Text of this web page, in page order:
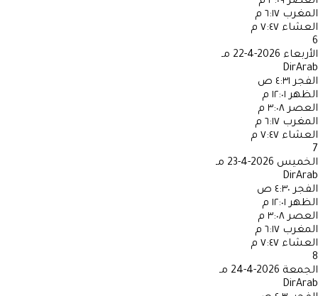
المغرب ٦:١٧ م
العشاء ٧:٤٧ م
6
الأربعاء 2026-4-22 مـ
DirArab
الفجر ٤:٣١ ص
الظهر ١٢:٠١ م
العصر ٣:٠٨ م
المغرب ٦:١٧ م
العشاء ٧:٤٧ م
7
الخميس 2026-4-23 مـ
DirArab
الفجر ٤:٣٠ ص
الظهر ١٢:٠١ م
العصر ٣:٠٨ م
المغرب ٦:١٧ م
العشاء ٧:٤٧ م
8
الجمعة 2026-4-24 مـ
DirArab